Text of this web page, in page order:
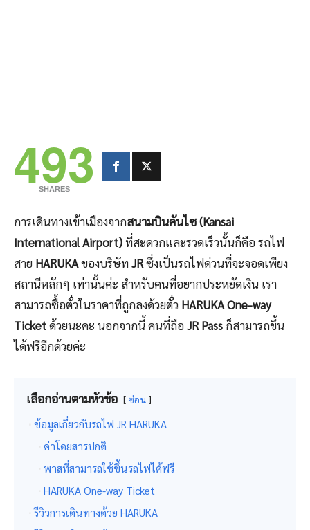
493
SHARES
การเดินทางเข้าเมืองจากสนามบินคันไซ (Kansai
International Airport)ที่สะดวกและรวดเร็วนั้นก็คือ รถไฟ
สาย HARUKAของบริษัทJRซึ่งเป็นรถไฟด่วนที่จะจอดเพียง
สถานีหลักๆ เท่านั้นค่ะ สำหรับคนที่อยากประหยัดเงิน เรา
สามารถซื้อตั๋วในราคาที่ถูกลงด้วยตั๋ว HARUKA One-way
Ticketด้วยนะคะ นอกจากนี้ คนที่ถือJR Pass ก็สามารถขึ้น
ได้ฟรีอีกด้วยค่ะ
เลือกอ่านตามหัวข้อ ซ่อน
ข้อมูลเกี่ยวกับรถไฟ JR HARUKA
ค่าโดยสารปกติ
พาสที่สามารถใช้ขึ้นรถไฟได้ฟรี
HARUKA One-way Ticket
รีวิวการเดินทางด้วย HARUKA